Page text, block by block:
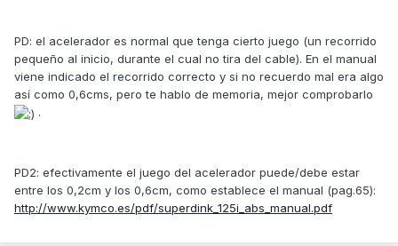
PD: el acelerador es normal que tenga cierto juego (un recorrido
pequeño al inicio, durante el cual no tira del cable). En el manual
viene indicado el recorrido correcto y si no recuerdo mal era algo
así como 0,6cms, pero te hablo de memoria, mejor comprobarlo
.
PD2: efectivamente el juego del acelerador puede/debe estar
entre los 0,2cm y los 0,6cm, como establece el manual (pag.65):
http://www.kymco.es/pdf/superdink_125i_abs_manual.pdf